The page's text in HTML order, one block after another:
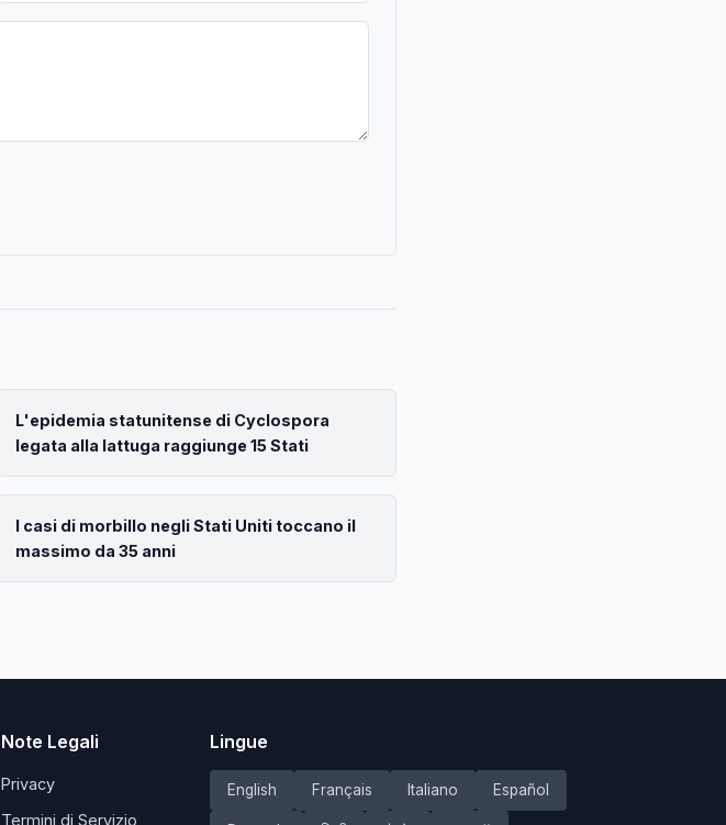
L'epidemia statunitense di Cyclospora
legata alla lattuga raggiunge 15 Stati
I casi di morbillo negli Stati Uniti toccano il
massimo da 35 anni
Note Legali
Privacy
Termini di Servizio
Lingue
English Français Italiano Español